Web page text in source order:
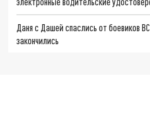
Даня с Дашей спаслись от боевиков
закончились